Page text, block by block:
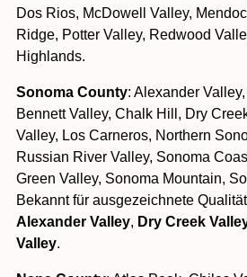
Dos Rios, McDowell Valley,
Ridge, Potter Valley, Redwood
Highlands.
Sonoma County: Alexander
Bennett Valley, Chalk Hill, Dry
Valley, Los Carneros, Northern
Russian River Valley, Sonoma
Green Valley, Sonoma Mountain,
Bekannt für ausge­zeichnete
Alexander Valley, Dry Creek
Valley.